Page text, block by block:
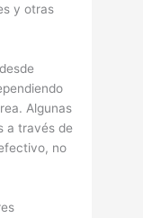
y otras
Algunas
a través de
no